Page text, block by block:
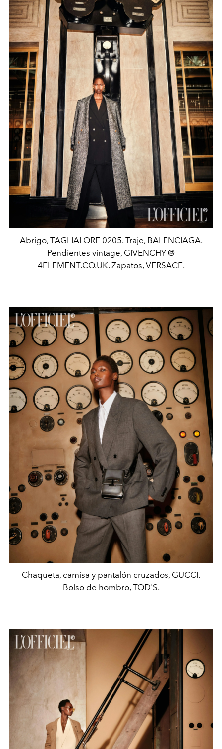
Abrigo, TAGLIALORE 0205. Traje, BALENCIAGA.
Pendientes vintage, GIVENCHY @
4ELEMENT.CO.UK. Zapatos, VERSACE.
Chaqueta, camisa y pantalón cruzados, GUCCI.
Bolso de hombro, TOD'S.